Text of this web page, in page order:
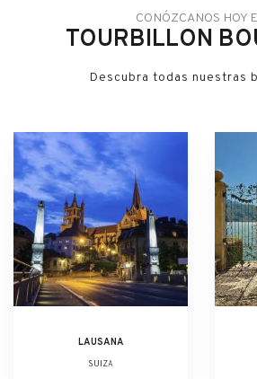
CONÓZCANOS HOY
TOURBILLON
Descubra todas nuestras
LAUSANA
SUIZA